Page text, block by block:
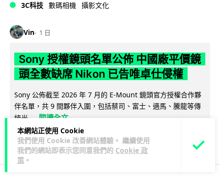
本網站正使用 Cookie
我們使用 Cookie 改善網站體驗。 繼續使用
我們的網站即表示您同意我們的 Cookie 政
策 。
3C科技 數碼相機 攝影文化
Vin 1 日
Sony 授權鏡頭名單公佈 中國廠平價鏡
頭全數缺席 Nikon 已告唯卓仕侵權
Sony 公佈截至 2026 年 7 月的 E-Mount 鏡頭官方授權合作夥
伴名單，共 9 間夥伴入圍，包括蔡司、富士、適馬、騰龍等傳
統光... 閱讀全文
570 170 ↗ 分享